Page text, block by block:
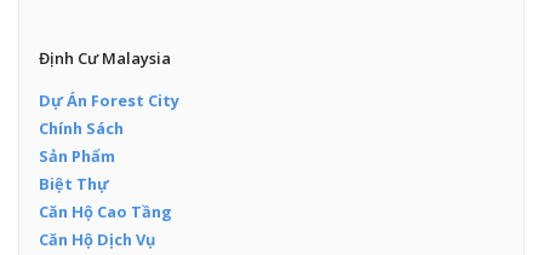
Định Cư Malaysia
Dự Án Forest City
Chính Sách
Sản Phẩm
Biệt Thự
Căn Hộ Cao Tầng
Căn Hộ Dịch Vụ